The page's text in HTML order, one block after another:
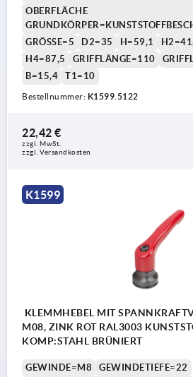
OBERFLÄCHE
GRÖSSE=5
D2=35 H=59,1
H4=87,5
GRIFFLÄNGE=110
B=15,4
T1=10
Bestellnummer: K1599.5122
22,42 €
zzgl. MwSt.
zzgl. Versandkosten
K1599
KLEMMHEBEL MIT
M08, ZINK ROT RAL3003
KOMP:STAHL BRÜNIERT
GEWINDE=M8
GEWINDETIEFE=22